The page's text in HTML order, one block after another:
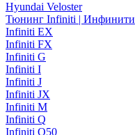
Hyundai Veloster
Тюнинг Infiniti | Инфинити
Infiniti EX
Infiniti FX
Infiniti G
Infiniti I
Infiniti J
Infiniti JX
Infiniti M
Infiniti Q
Infiniti Q50